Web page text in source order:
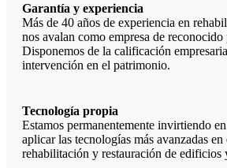
Garantía y experiencia
Más de 40 años de experiencia en
nos avalan como empresa de reconocido
Disponemos de la calificación
intervención en el patrimonio.
Tecnología propia
Estamos permanentemente invirtiendo
aplicar las tecnologías más avanzadas
rehabilitación y restauración de edificios